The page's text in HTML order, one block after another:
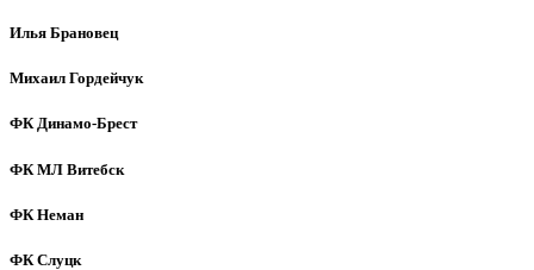
Илья Брановец
Михаил Гордейчук
ФК Динамо-Брест
ФК МЛ Витебск
ФК Неман
ФК Слуцк